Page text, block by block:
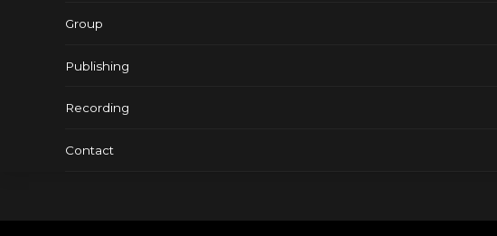
Group
Publishing
Recording
Contact